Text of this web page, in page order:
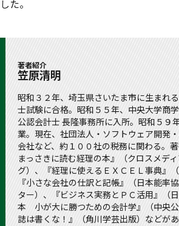
した。
著者紹介
笠原清明
昭和３２年、埼玉県さいたま市に生まれ
士試験に合格。昭和５５年、中央大学商学
公認会計士 長隆事務所に入所。昭和５９
業。現在、社団法人・ソフトウェア開発
会社など、約１００社の税務に関わる。
まっさきに読む経理の本』（クロスメデ
グ）、『経理に使えるＥＸＣＥＬ事典』（
『小さな会社の仕訳と記帳』（日本能率
ター）、『ビジネス実務とＰＣ活用』（
本 小が大に勝つための会計学』（中央
誌は書くな！』（角川学芸出版）などがあ